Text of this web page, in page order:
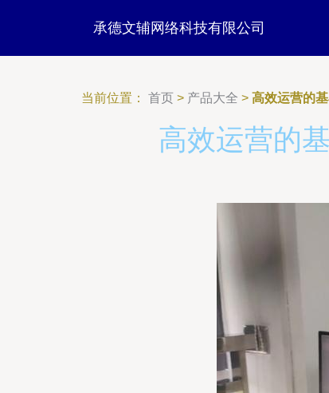
承德文辅网络科技有限公司
当前位置： 首页 > 产品大全 > 高效运营的
高效运营的